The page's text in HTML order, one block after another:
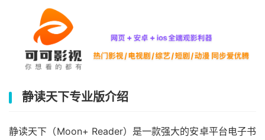
静读天下专业版介绍
静读天下（Moon+ Reader）是一款强大的安卓平台电子书